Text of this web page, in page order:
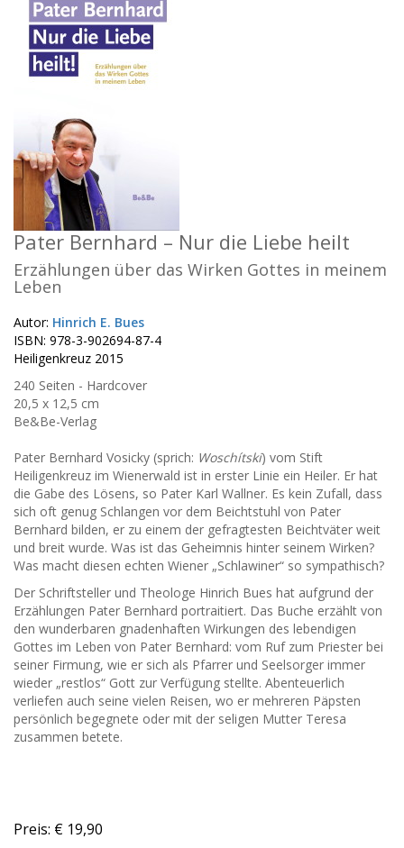
Pater Bernhard – Nur die Liebe heilt
Erzählungen über das Wirken Gottes in meinem
Leben
Autor: Hinrich E. Bues
ISBN: 978-3-902694-87-4
Heiligenkreuz 2015
240 Seiten - Hardcover
20,5 x 12,5 cm
Be&Be-Verlag
Pater Bernhard Vosicky (sprich: Woschítski) vom Stift
Heiligenkreuz im Wienerwald ist in erster Linie ein Heiler. Er hat
die Gabe des Lösens, so Pater Karl Wallner. Es kein Zufall, dass
sich oft genug Schlangen vor dem Beichtstuhl von Pater
Bernhard bilden, er zu einem der gefragtesten Beichtväter weit
und breit wurde. Was ist das Geheimnis hinter seinem Wirken?
Was macht diesen echten Wiener „Schlawiner“ so sympathisch?
Der Schriftsteller und Theologe Hinrich Bues hat aufgrund der
Erzählungen Pater Bernhard portraitiert. Das Buche erzählt von
den wunderbaren gnadenhaften Wirkungen des lebendigen
Gottes im Leben von Pater Bernhard: vom Ruf zum Priester bei
seiner Firmung, wie er sich als Pfarrer und Seelsorger immer
wieder „restlos“ Gott zur Verfügung stellte. Abenteuerlich
verliefen auch seine vielen Reisen, wo er mehreren Päpsten
persönlich begegnete oder mit der seligen Mutter Teresa
zusammen betete.
Preis: € 19,90